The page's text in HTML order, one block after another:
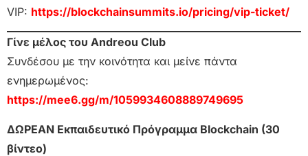
VIP: https://blockchainsummits.io/pricing/vip-ticket/
Γίνε μέλος του Andreou Club
Συνδέσου με την κοινότητα και μείνε πάντα
ενημερωμένος:
https://mee6.gg/m/1059934608889749695
ΔΩΡΕΑΝ Εκπαιδευτικό Πρόγραμμα Blockchain (30
βίντεο)